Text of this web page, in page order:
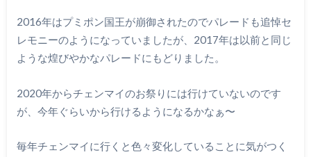
2016年はプミポン国王が崩御されたのでパレードも追悼セ
レモニーのようになっていましたが、2017年は以前と同じ
ような煌びやかなパレードにもどりました。
2020年からチェンマイのお祭りには行けていないのです
が、今年ぐらいから行けるようになるかなぁ〜
毎年チェンマイに行くと色々変化していることに気がつく